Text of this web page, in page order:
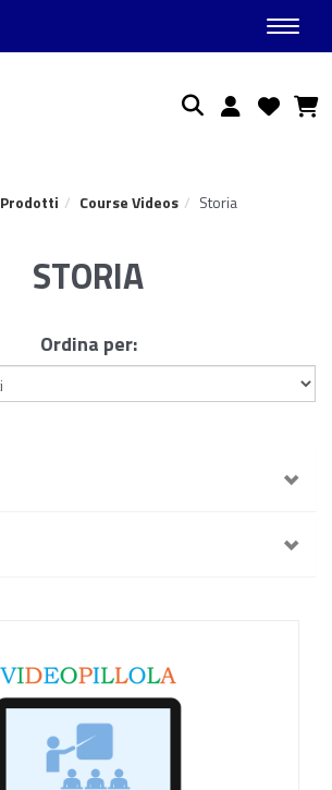
Ricerca
Prodotti Course Videos Storia
STORIA
Ordina per: